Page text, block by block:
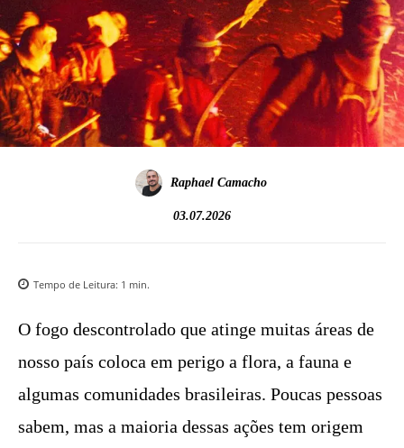
Raphael Camacho
03.07.2026
Tempo de Leitura: 1 min.
O fogo descontrolado que atinge muitas áreas de
nosso país coloca em perigo a flora, a fauna e
algumas comunidades brasileiras. Poucas pessoas
sabem, mas a maioria dessas ações tem origem